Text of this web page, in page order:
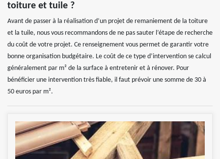
toiture et tuile ?
Avant de passer à la réalisation d’un projet de remaniement de la toiture
et la tuile, nous vous recommandons de ne pas sauter l’étape de recherche
du coût de votre projet. Ce renseignement vous permet de garantir votre
bonne organisation budgétaire. Le coût de ce type d’intervention se calcul
généralement par m² de la surface à entretenir et à rénover. Pour
bénéficier une intervention très fiable, il faut prévoir une somme de 30 à
50 euros par m².